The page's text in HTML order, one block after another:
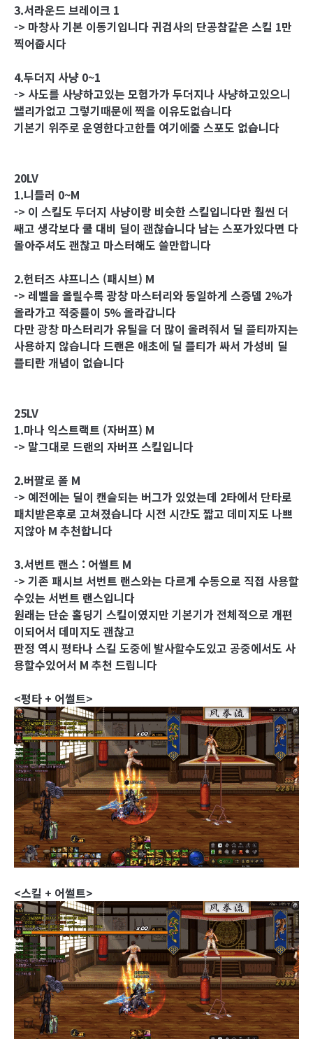
3.서라운드 브레이크 1
-> 마창사 기본 이동기입니다 귀검사의 단공참같은 스킬 1만
찍어줍시다
4.두더지 사냥 0~1
-> 사도를 사냥하고있는 모험가가 두더지나 사냥하고있으니
쌜리가없고 그렇기때문에 찍을 이유도없습니다
기본기 위주로 운영한다고한들 여기에줄 스포도 없습니다
20LV
1.니들러 0~M
-> 이 스킬도 두더지 사냥이랑 비슷한 스킬입니다만 훨씬 더
쌔고 생각보다 쿨 대비 딜이 괜찮습니다 남는 스포가있다면 다
몰아주셔도 괜찮고 마스터해도 쓸만합니다
2.헌터즈 샤프니스 (패시브) M
-> 레벨을 올릴수록 광창 마스터리와 동일하게 스증뎀 2%가
올라가고 적중률이 5% 올라갑니다
다만 광창 마스터리가 유틸을 더 많이 올려줘서 딜 플티까지는
사용하지 않습니다 드랜은 애초에 딜 플티가 싸서 가성비 딜
플티란 개념이 없습니다
25LV
1.마나 익스트랙트 (자버프) M
-> 말그대로 드랜의 자버프 스킬입니다
2.버팔로 폴 M
-> 예전에는 딜이 캔슬되는 버그가 있었는데 2타에서 단타로
패치받은후로 고쳐졌습니다 시전 시간도 짧고 데미지도 나쁘
지않아 M 추천합니다
3.서번트 랜스 : 어썰트 M
-> 기존 패시브 서번트 랜스와는 다르게 수동으로 직접 사용할
수있는 서번트 랜스입니다
원래는 단순 홀딩기 스킬이였지만 기본기가 전체적으로 개편
이되어서 데미지도 괜찮고
판정 역시 평타나 스킬 도중에 발사할수도있고 공중에서도 사
용할수있어서 M 추천 드립니다
<평타 + 어썰트>
<스킬 + 어썰트>